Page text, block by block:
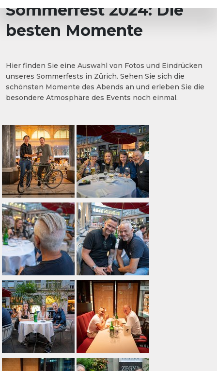
Sommerfest 2024: Die
besten Momente
Hier finden Sie eine Auswahl von Fotos und Eindrücken
unseres Sommerfests in Zürich. Sehen Sie sich die
schönsten Momente des Abends an und erleben Sie die
besondere Atmosphäre des Events noch einmal.